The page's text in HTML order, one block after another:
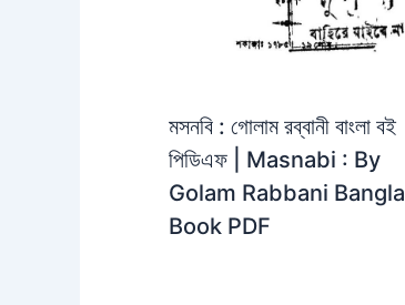
মসনবি : গোলাম রব্বানী বাংলা বই
পিডিএফ | Masnabi : By
Golam Rabbani Bangla
Book PDF